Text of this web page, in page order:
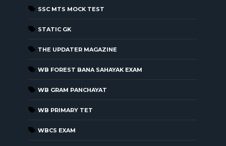
SSC MTS MOCK TEST
STATIC GK
THE UPDATER MAGAZINE
WB FOREST BANA SAHAYAK EXAM
WB GRAM PANCHAYAT
WB PRIMARY TET
WBCS EXAM